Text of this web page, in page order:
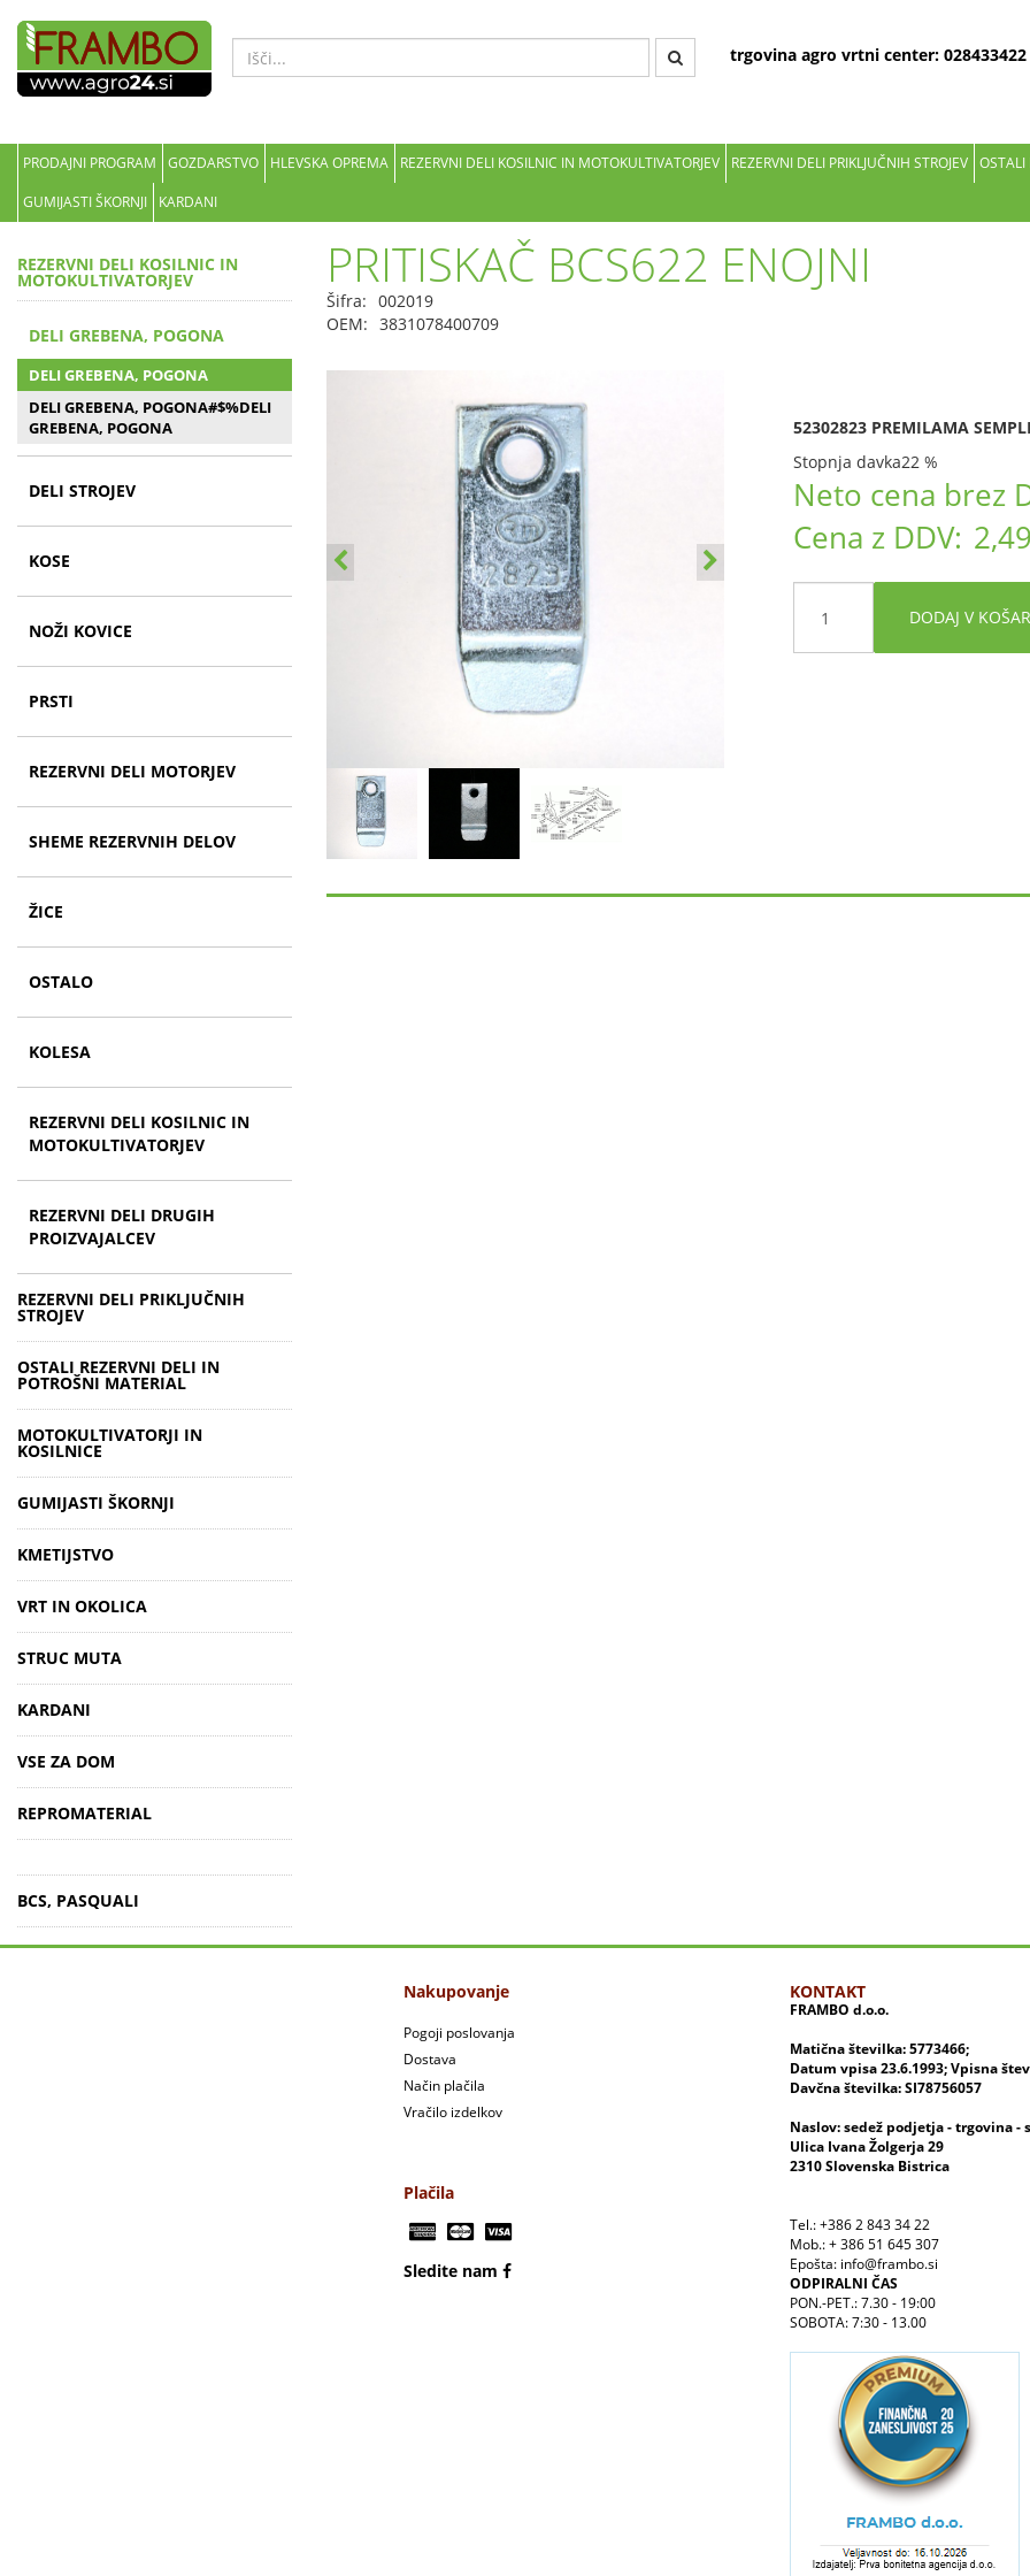
trgovina agro vrtni center: 028433422
PRODAJNI PROGRAM GOZDARSTVO HLEVSKA OPREMA REZERVNI DELI KOSILNIC IN MOTOKULTIVATORJEV REZERVNI DELI PRIKLJUČNIH STROJEV OSTALI
GUMIJASTI ŠKORNJI
KARDANI
REZERVNI DELI KOSILNIC IN
MOTOKULTIVATORJEV
DELI GREBENA, POGONA
DELI GREBENA, POGONA
DELI GREBENA, POGONA#$%DELI
GREBENA, POGONA
DELI STROJEV
KOSE
NOŽI KOVICE
PRSTI
REZERVNI DELI MOTORJEV
SHEME REZERVNIH DELOV
ŽICE
OSTALO
KOLESA
REZERVNI DELI KOSILNIC IN
MOTOKULTIVATORJEV
REZERVNI DELI DRUGIH
PROIZVAJALCEV
REZERVNI DELI PRIKLJUČNIH
STROJEV
OSTALI REZERVNI DELI IN
POTROŠNI MATERIAL
MOTOKULTIVATORJI IN
KOSILNICE
GUMIJASTI ŠKORNJI
KMETIJSTVO
VRT IN OKOLICA
STRUC MUTA
KARDANI
VSE ZA DOM
REPROMATERIAL
BCS, PASQUALI
PRITISKAČ BCS622 ENOJNI
Šifra: 002019
OEM: 3831078400709
52302823 PREMILAMA
Stopnja davka22 %
Neto cena brez
Cena z DDV:
DODAJ V
Nakupovanje
Pogoji poslovanja
Dostava
Način plačila
Vračilo izdelkov
Plačila
Sledite nam
KONTAKT
FRAMBO d.o.o.
Matična številka: 5773466;
Datum vpisa 23.6.1993; Vpisna
Davčna številka: SI78756057
Naslov: sedež podjetja - trgovina -
Ulica Ivana Žolgerja 29
2310 Slovenska Bistrica
Tel.: +386 2 843 34 22
Mob.: + 386 51 645 307
Epošta: info@frambo.si
ODPIRALNI ČAS
PON.-PET.: 7.30 - 19:00
SOBOTA: 7:30 - 13.00